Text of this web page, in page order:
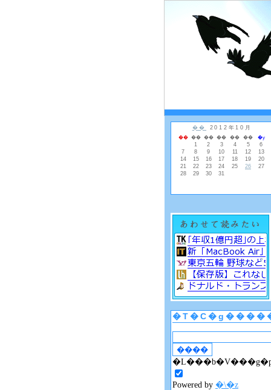
Powered by �\�z